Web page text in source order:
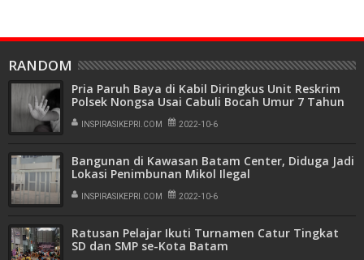
RANDOM
Pria Paruh Baya di Kabil Diringkus Unit Reskrim
Polsek Nongsa Usai Cabuli Bocah Umur 7 Tahun
INSPIRASIKEPRI.COM 2022-10-6
Bangunan di Kawasan Batam Center, Diduga Jadi
Lokasi Penimbunan Mikol Ilegal
INSPIRASIKEPRI.COM 2022-10-6
Ratusan Pelajar Ikuti Turnamen Catur Tingkat
SD dan SMP se-Kota Batam